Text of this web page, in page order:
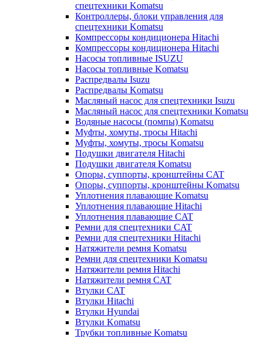
спецтехники Komatsu
Контроллеры, блоки управления для
спецтехники Komatsu
Компрессоры кондиционера Hitachi
Компрессоры кондиционера Hitachi
Насосы топливные ISUZU
Насосы топливные Komatsu
Распредвалы Isuzu
Распредвалы Komatsu
Масляный насос для спецтехники Isuzu
Масляный насос для спецтехники Komatsu
Водяные насосы (помпы) Komatsu
Муфты, хомуты, тросы Hitachi
Муфты, хомуты, тросы Komatsu
Подушки двигателя Hitachi
Подушки двигателя Komatsu
Опоры, суппорты, кронштейны CAT
Опоры, суппорты, кронштейны Komatsu
Уплотнения плавающие Komatsu
Уплотнения плавающие Hitachi
Уплотнения плавающие CAT
Ремни для спецтехники CAT
Ремни для спецтехники Hitachi
Натяжители ремня Komatsu
Ремни для спецтехники Komatsu
Натяжители ремня Hitachi
Натяжители ремня CAT
Втулки CAT
Втулки Hitachi
Втулки Hyundai
Втулки Komatsu
Трубки топливные Komatsu